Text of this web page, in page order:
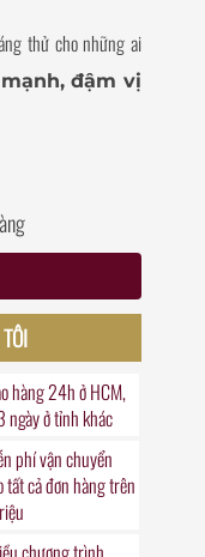
thử cho những ai
đậm vị
hàng24hở HCM,
ngày ở tỉnh khác
phí vận chuyển
tất cả đơn hàng trên